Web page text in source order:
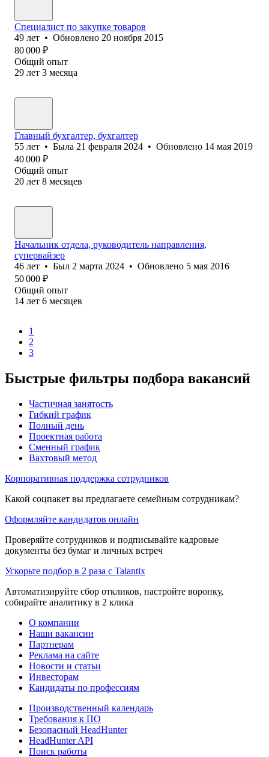
Специалист по закупке товаров
49 лет • Обновлено 20 ноября 2015
80 000 ₽
Общий опыт
29 лет 3 месяца
Главный бухгалтер, бухгалтер
55 лет • Была 21 февраля 2024 • Обновлено 14 мая 2019
40 000 ₽
Общий опыт
20 лет 8 месяцев
Начальник отдела, руководитель направления,
супервайзер
46 лет • Был 2 марта 2024 • Обновлено 5 мая 2016
50 000 ₽
Общий опыт
14 лет 6 месяцев
1
2
3
Быстрые фильтры подбора вакансий
Частичная занятость
Гибкий график
Полный день
Проектная работа
Сменный график
Вахтовый метод
Корпоративная поддержка сотрудников
Какой соцпакет вы предлагаете семейным сотрудникам?
Оформляйте кандидатов онлайн
Проверяйте сотрудников и подписывайте кадровые
документы без бумаг и личных встреч
Ускорьте подбор в 2 раза с Talantix
Автоматизируйте сбор откликов, настройте воронку,
собирайте аналитику в 2 клика
О компании
Наши вакансии
Партнерам
Реклама на сайте
Новости и статьи
Инвесторам
Кандидаты по профессиям
Производственный календарь
Требования к ПО
Безопасный HeadHunter
HeadHunter API
Поиск работы